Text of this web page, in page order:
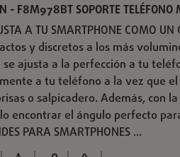
- F8M978BT SOPORTE TELÉFONO
A TU SMARTPHONE COMO
y discretos a los más
se ajusta a la perfección a tu
a tu teléfono a la vez que
o salpicadero. Además, con
encontrar el ángulo perfecto
PARA SMARTPHONES ...